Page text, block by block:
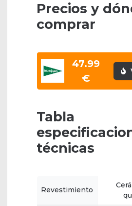
Precios y
comprar
47.99
€
Tabla
técnicas
Revestimiento